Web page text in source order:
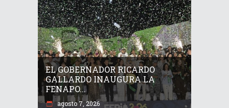
EL GOBERNADOR RICARDO
GALLARDO INAUGURA LA
FENAPO...
agosto 7, 2026